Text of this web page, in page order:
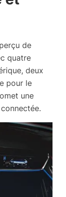
de
quatre
deux
pour le
une